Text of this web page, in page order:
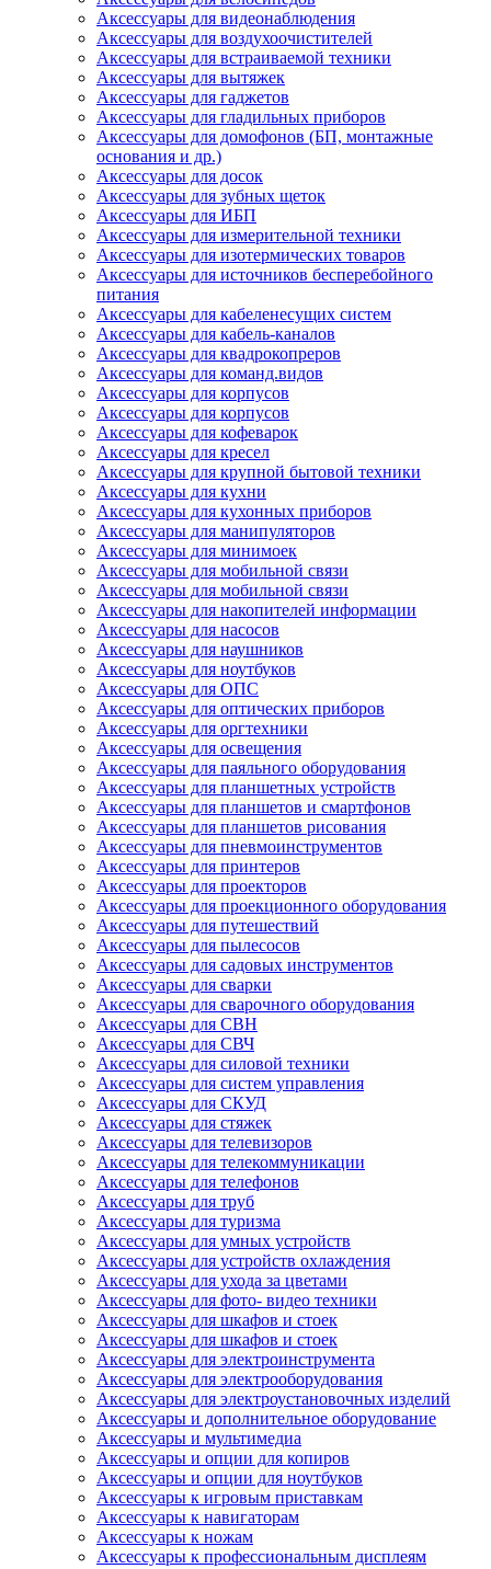
Аксессуары для видеонаблюдения
Аксессуары для воздухоочистителей
Аксессуары для встраиваемой техники
Аксессуары для вытяжек
Аксессуары для гаджетов
Аксессуары для гладильных приборов
Аксессуары для домофонов (БП, монтажные
основания и др.)
Аксессуары для досок
Аксессуары для зубных щеток
Аксессуары для ИБП
Аксессуары для измерительной техники
Аксессуары для изотермических товаров
Аксессуары для источников бесперебойного
питания
Аксессуары для кабеленесущих систем
Аксессуары для кабель-каналов
Аксессуары для квадрокопреров
Аксессуары для команд.видов
Аксессуары для корпусов
Аксессуары для корпусов
Аксессуары для кофеварок
Аксессуары для кресел
Аксессуары для крупной бытовой техники
Аксессуары для кухни
Аксессуары для кухонных приборов
Аксессуары для манипуляторов
Аксессуары для минимоек
Аксессуары для мобильной связи
Аксессуары для мобильной связи
Аксессуары для накопителей информации
Аксессуары для насосов
Аксессуары для наушников
Аксессуары для ноутбуков
Аксессуары для ОПС
Аксессуары для оптических приборов
Аксессуары для оргтехники
Аксессуары для освещения
Аксессуары для паяльного оборудования
Аксессуары для планшетных устройств
Аксессуары для планшетов и смартфонов
Аксессуары для планшетов рисования
Аксессуары для пневмоинструментов
Аксессуары для принтеров
Аксессуары для проекторов
Аксессуары для проекционного оборудования
Аксессуары для путешествий
Аксессуары для пылесосов
Аксессуары для садовых инструментов
Аксессуары для сварки
Аксессуары для сварочного оборудования
Аксессуары для СВН
Аксессуары для СВЧ
Аксессуары для силовой техники
Аксессуары для систем управления
Аксессуары для СКУД
Аксессуары для стяжек
Аксессуары для телевизоров
Аксессуары для телекоммуникации
Аксессуары для телефонов
Аксессуары для труб
Аксессуары для туризма
Аксессуары для умных устройств
Аксессуары для устройств охлаждения
Аксессуары для ухода за цветами
Аксессуары для фото- видео техники
Аксессуары для шкафов и стоек
Аксессуары для шкафов и стоек
Аксессуары для электроинструмента
Аксессуары для электрооборудования
Аксессуары для электроустановочных изделий
Аксессуары и дополнительное оборудование
Аксессуары и мультимедиа
Аксессуары и опции для копиров
Аксессуары и опции для ноутбуков
Аксессуары к игровым приставкам
Аксессуары к навигаторам
Аксессуары к ножам
Аксессуары к профессиональным дисплеям